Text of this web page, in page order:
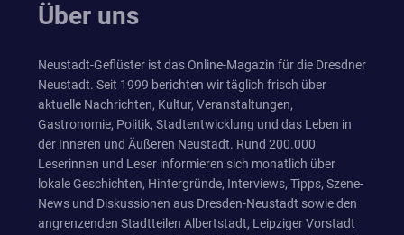
Über uns
Neustadt-Geflüster ist das Online-Magazin für die Dresdner
Neustadt. Seit 1999 berichten wir täglich frisch über
aktuelle Nachrichten, Kultur, Veranstaltungen,
Gastronomie, Politik, Stadtentwicklung und das Leben in
der Inneren und Äußeren Neustadt. Rund 200.000
Leserinnen und Leser informieren sich monatlich über
lokale Geschichten, Hintergründe, Interviews, Tipps, Szene-
News und Diskussionen aus Dresden-Neustadt sowie den
angrenzenden Stadtteilen Albertstadt, Leipziger Vorstadt